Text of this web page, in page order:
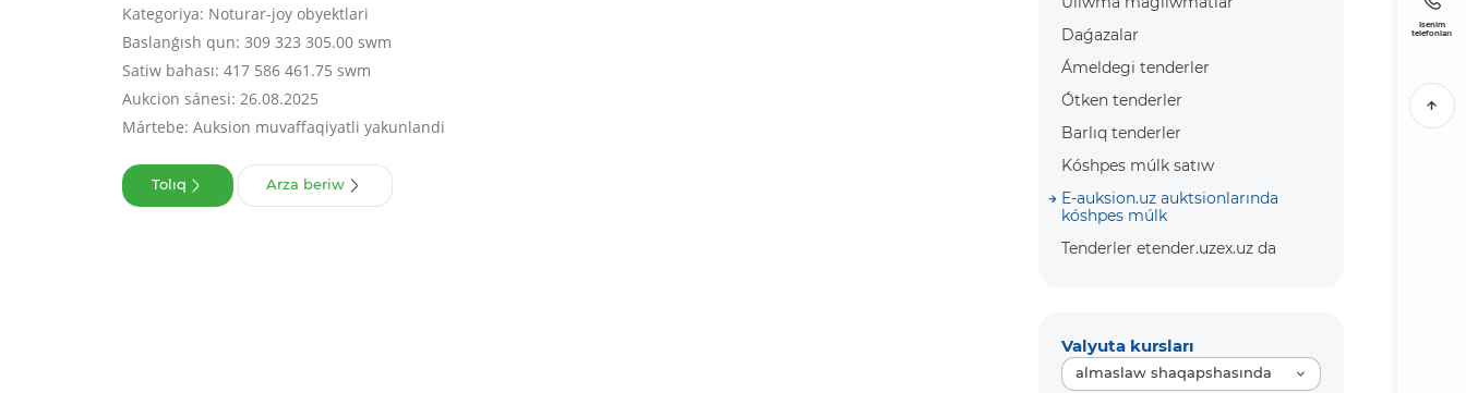
Kategoriya: Noturar-joy obyektlari
Baslanǵısh qun: 309 323 305.00 swm
Satiw bahası: 417 586 461.75 swm
Aukcion sánesi: 26.08.2025
Mártebe: Auksion muvaffaqiyatli yakunlandi
Tolıq Arza beriw
Daǵazalar
Ámeldegi tenderler
Ótken tenderler
Barlıq tenderler
Kóshpes múlk satıw
E-auksion.uz auktsionlarında
kóshpes múlk
Tenderler etender.uzex.uz da
Valyuta kursları
almaslaw shaqapshasında
Isenim
telefonları